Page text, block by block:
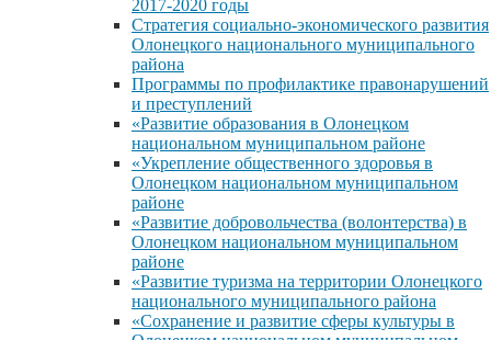
2017-2020 годы
Стратегия социально-экономического развития
Олонецкого национального муниципального
района
Программы по профилактике правонарушений
и преступлений
«Развитие образования в Олонецком
национальном муниципальном районе
«Укрепление общественного здоровья в
Олонецком национальном муниципальном
районе
«Развитие добровольчества (волонтерства) в
Олонецком национальном муниципальном
районе
«Развитие туризма на территории Олонецкого
национального муниципального района
«Сохранение и развитие сферы культуры в